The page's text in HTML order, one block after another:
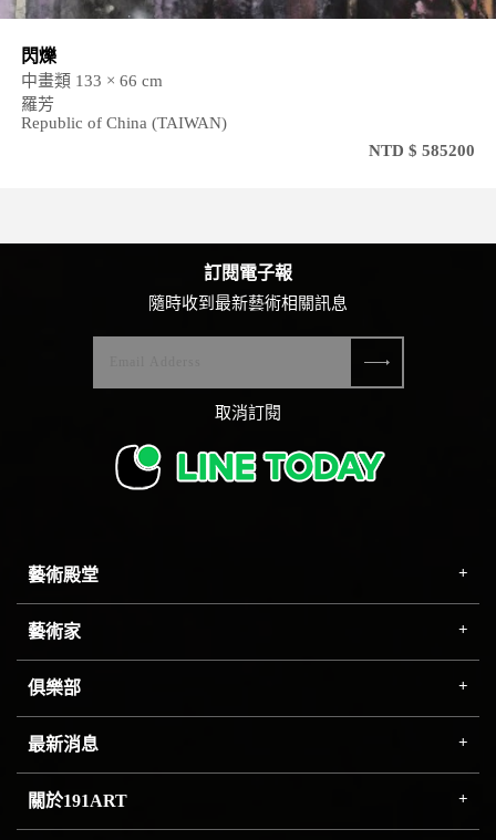
閃爍
中畫類 133 × 66 cm
羅芳
Republic of China (TAIWAN)
NTD $ 585200
藝術殿堂
藝術家
俱樂部
最新消息
關於191ART
訂閱電子報
隨時收到最新藝術相關訊息
取消訂閱